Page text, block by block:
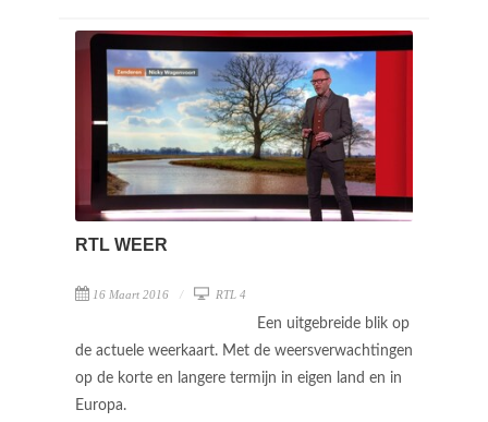
RTL WEER
16 Maart 2016 RTL 4
Een uitgebreide blik op
de actuele weerkaart. Met de weersverwachtingen
op de korte en langere termijn in eigen land en in
Europa.